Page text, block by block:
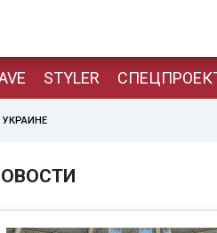
STYLER